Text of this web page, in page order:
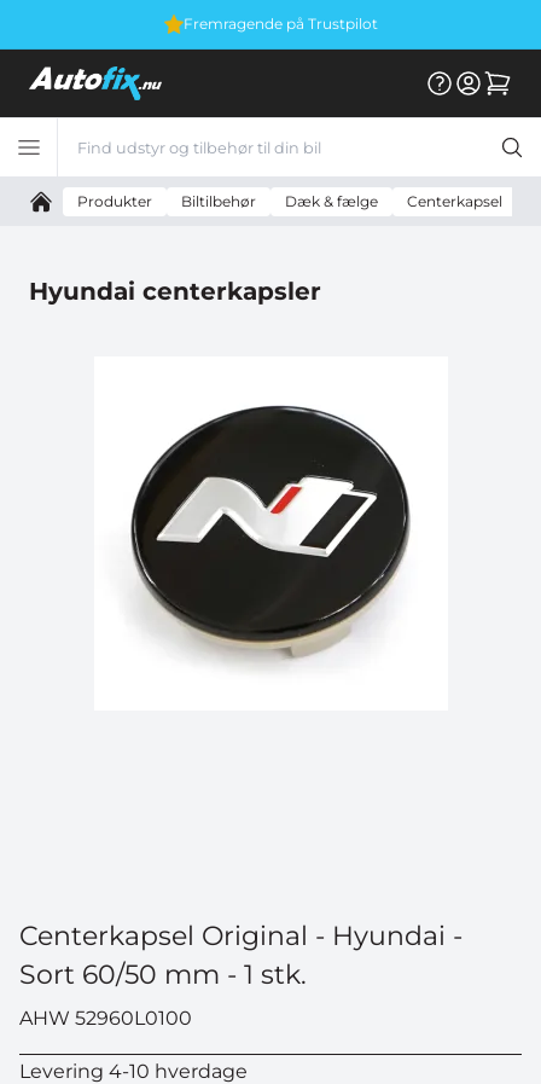
Fremragende på Trustpilot
Produkter Biltilbehør Dæk & fælge Centerkapsel
Hyundai centerkapsler
Centerkapsel Original - Hyundai -
Sort 60/50 mm - 1 stk.
AHW 52960L0100
Levering 4-10 hverdage